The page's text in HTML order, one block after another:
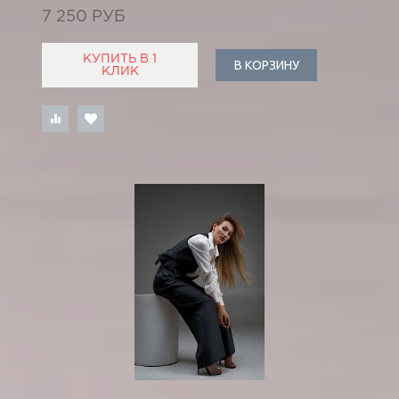
7 250 РУБ
КУПИТЬ В 1
КЛИК
В КОРЗИНУ